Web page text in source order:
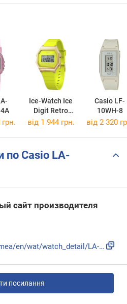
Ice-Watch Ice
Digit Retro
022054
Casio LF-
10WH-8
грн. від 1 944 грн. від 2 320
по Casio LA-
сайт производителя
http://www.casio-intl.com/mea/en/wat/watch_detail/LA-20WH-1...
посилання